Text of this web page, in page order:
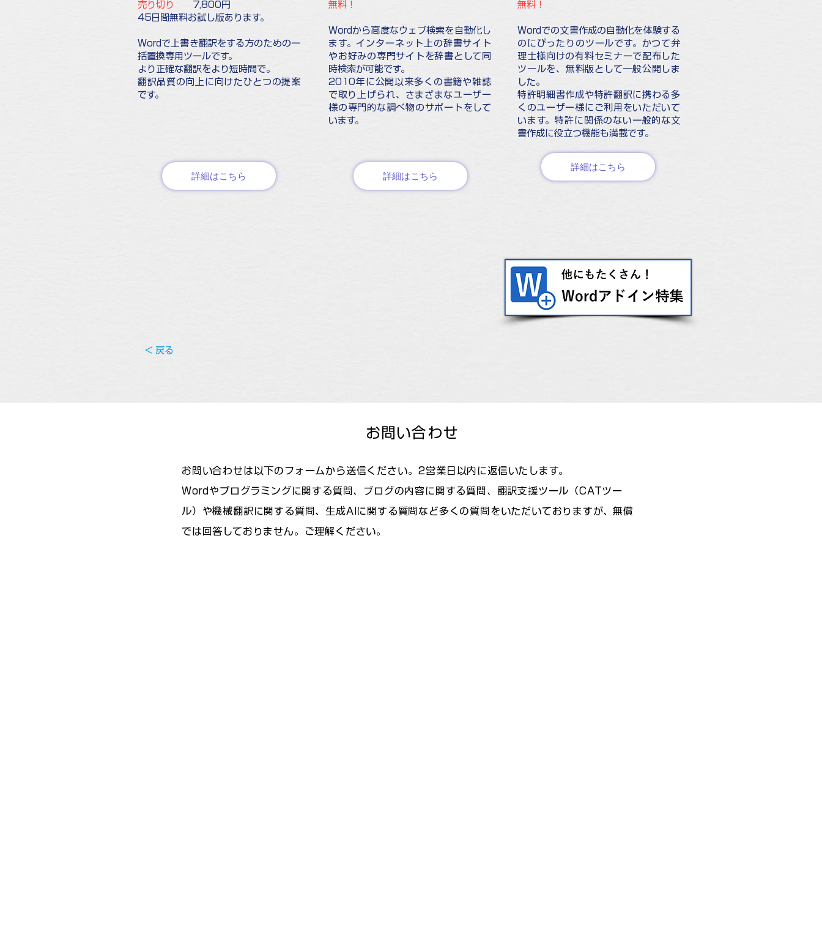
売り切り
7,800円
45日間無料お試し版あります。
Wordで上書き翻訳をする方のための一
括置換専用ツールです。
より正確な翻訳をより短時間で。
翻訳品質の向上に向けたひとつの提案
です。
詳細はこちら
無料！
Wordから高度なウェブ検索を自動化し
ます。インターネット上の辞書サイト
やお好みの専門サイトを辞書として同
時検索が可能です。
2010年に公開以来多くの書籍や雑誌
で取り上げられ、さまざまなユーザー
様の専門的な調べ物のサポートをして
います。
詳細はこちら
無料！
Wordでの文書作成の自動化を体験する
のにぴったりのツールです。かつて弁
理士様向けの有料セミナーで配布した
ツールを、無料版として一般公開しま
した。
特許明細書作成や特許翻訳に携わる多
くのユーザー様にご利用をいただいて
います。特許に関係のない一般的な文
書作成に役立つ機能も満載です。
詳細はこちら
< 戻る
お問い合わせ
お問い合わせは以下のフォームから送信ください。2営業日以内に返信いたします。
Wordやプログラミングに関する質問、ブログの内容に関する質問、翻訳支援ツール（CATツー
ル）や機械翻訳に関する質問、生成AIに関する質問など多くの質問をいただいておりますが、無償
では回答しておりません。ご理解ください。